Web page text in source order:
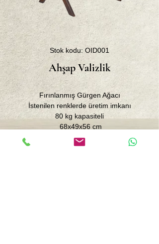
Stok kodu: OID001
Ahşap Valizlik
Fırınlanmış Gürgen Ağacı
İstenilen renklerde üretim imkanı
80 kg kapasiteli
68x49x56 cm